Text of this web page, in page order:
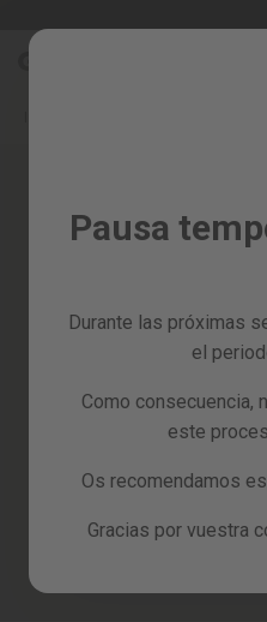
Pausa
Durante las próximas
el
Como consecuencia,
este
Os recomendamos
Gracias por vuestra
Ir
Jardín
Reacondicionados
Quiénes
GREENCUT nace en
productos de
Beself Brands, un
personas, y nuestra
potentes y fáciles de